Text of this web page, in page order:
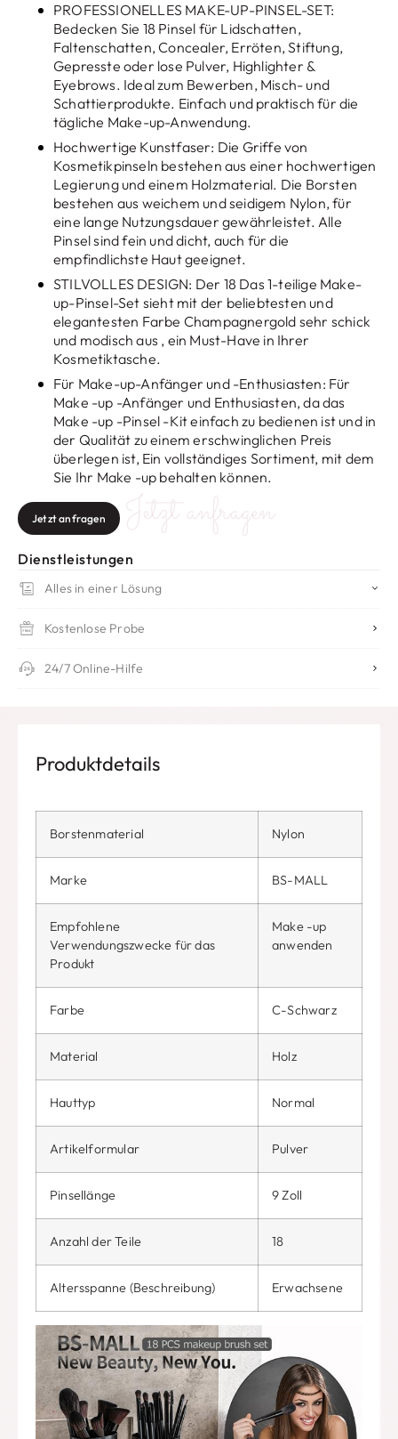
PROFESSIONELLES MAKE-UP-PINSEL-SET:
Bedecken Sie 18 Pinsel für Lidschatten,
Faltenschatten, Concealer, Erröten, Stiftung,
Gepresste oder lose Pulver, Highlighter &
Eyebrows. Ideal zum Bewerben, Misch- und
Schattierprodukte. Einfach und praktisch für die
tägliche Make-up-Anwendung.
Hochwertige Kunstfaser: Die Griffe von
Kosmetikpinseln bestehen aus einer hochwertigen
Legierung und einem Holzmaterial. Die Borsten
bestehen aus weichem und seidigem Nylon, für
eine lange Nutzungsdauer gewährleistet. Alle
Pinsel sind fein und dicht, auch für die
empfindlichste Haut geeignet.
STILVOLLES DESIGN: Der 18 Das 1-teilige Make-
up-Pinsel-Set sieht mit der beliebtesten und
elegantesten Farbe Champagnergold sehr schick
und modisch aus , ein Must-Have in Ihrer
Kosmetiktasche.
Für Make-up-Anfänger und -Enthusiasten: Für
Make -up -Anfänger und Enthusiasten, da das
Make -up -Pinsel -Kit einfach zu bedienen ist und in
der Qualität zu einem erschwinglichen Preis
überlegen ist, Ein vollständiges Sortiment, mit dem
Sie Ihr Make -up behalten können.
Jetzt anfragen Jetzt anfragen
Dienstleistungen
Alles in einer Lösung
Kostenlose Probe
24/7 Online-Hilfe
Produktdetails
Borstenmaterial Nylon
Marke BS-MALL
Empfohlene
Verwendungszwecke für das
Produkt
Make -up
anwenden
Farbe C-Schwarz
Material Holz
Hauttyp Normal
Artikelformular Pulver
Pinsellänge 9 Zoll
Anzahl der Teile 18
Altersspanne (Beschreibung) Erwachsene